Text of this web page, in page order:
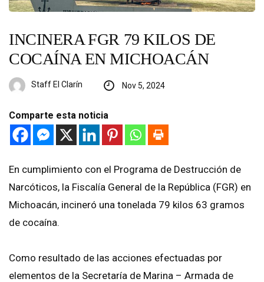
INCINERA FGR 79 KILOS DE
COCAÍNA EN MICHOACÁN
Staff El Clarín Nov 5, 2024
Comparte esta noticia
En cumplimiento con el Programa de Destrucción de
Narcóticos, la Fiscalía General de la República (FGR) en
Michoacán, incineró una tonelada 79 kilos 63 gramos
de cocaína.
Como resultado de las acciones efectuadas por
elementos de la Secretaría de Marina – Armada de